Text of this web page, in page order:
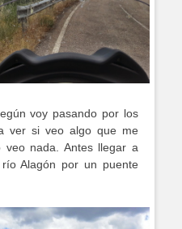
voy pasando por los
ver si veo algo que me
nada. Antes llegar a
Alagón por un puente